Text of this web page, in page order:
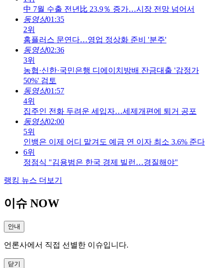
中 7월 수출 전년比 23.9％ 증가…시장 전망 넘어서
동영상01:35
2위
홈플러스 문연다…영업 정상화 준비 '분주'
동영상02:36
3위
농협·신한·국민은행 디에이치방배 잔금대출 '감정가
50%' 검토
동영상01:57
4위
집주인 전화 두려운 세입자…세제개편에 퇴거 공포
동영상02:00
5위
인뱅은 이제 어디 맡겨도 예금 연 이자 최소 3.6% 준다
6위
정점식 "김용범은 한국 경제 빌런…경질해야"
랭킹 뉴스 더보기
이슈 NOW
안내
언론사에서 직접 선별한 이슈입니다.
닫기